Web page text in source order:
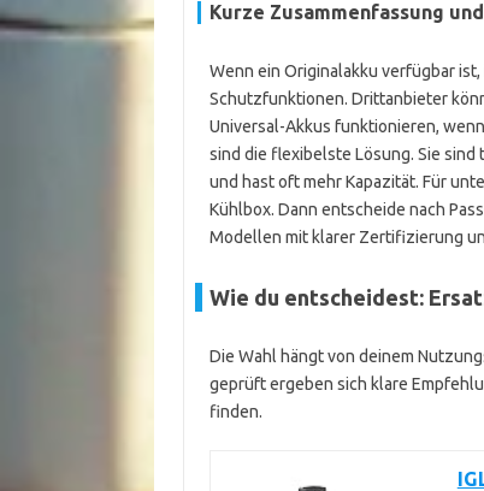
Kurze Zusammenfassung
Wenn ein Originalakku verfügbar
Schutzfunktionen. Drittanbieter
Universal-Akkus funktionieren,
sind die flexibelste Lösung. Sie
und hast oft mehr Kapazität. Für
Kühlbox. Dann entscheide nach
Modellen mit klarer Zertifizierung
Wie du entscheidest:
Die Wahl hängt von deinem
geprüft ergeben sich klare
finden.